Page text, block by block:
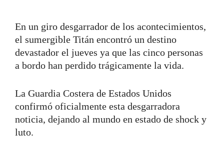
En un giro desgarrador de los acontecimientos,
el sumergible Titán encontró un destino
devastador el jueves ya que las cinco personas
a bordo han perdido trágicamente la vida.
La Guardia Costera de Estados Unidos
confirmó oficialmente esta desgarradora
noticia, dejando al mundo en estado de shock y
luto.